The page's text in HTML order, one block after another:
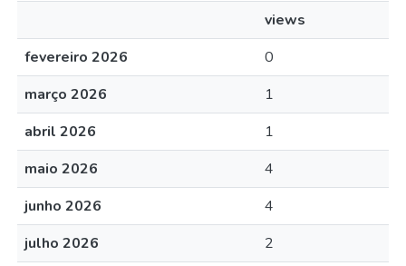
views
fevereiro 2026
0
março 2026
1
abril 2026
1
maio 2026
4
junho 2026
4
julho 2026
2